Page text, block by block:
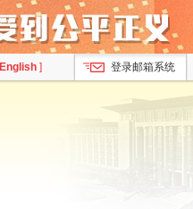
English ] 登录邮箱系统